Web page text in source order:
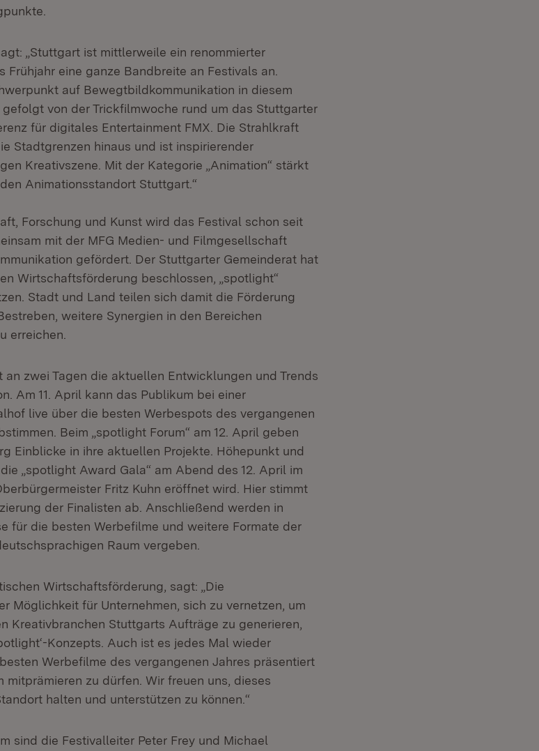
„Stuttgart ist mittlerweile ein renommierter
eine ganze Bandbreite an Festivals an.
auf Bewegtbildkommunikation in diesem
von der Trickfilmwoche rund um das Stuttgarter
für digitales Entertainment FMX. Die Strahlkraft
Stadtgrenzen hinaus und ist inspirierender
Kreativszene. Mit der Kategorie „Animation“ stärkt
Animationsstandort Stuttgart.“
Forschung und Kunst wird das Festival schon seit
mit der MFG Medien- und Filmgesellschaft
gefördert. Der Stuttgarter Gemeinderat hat
Wirtschaftsförderung beschlossen, „spotlight“
Stadt und Land teilen sich damit die Förderung
weitere Synergien in den Bereichen
erreichen.
an zwei Tagen die aktuellen Entwicklungen und Trends
Am 11. April kann das Publikum bei einer
live über die besten Werbespots des vergangenen
Beim „spotlight Forum“ am 12. April geben
Einblicke in ihre aktuellen Projekte. Höhepunkt und
„spotlight Award Gala“ am Abend des 12. April im
Fritz Kuhn eröffnet wird. Hier stimmt
der Finalisten ab. Anschließend werden in
für die besten Werbefilme und weitere Formate der
Raum vergeben.
Wirtschaftsförderung, sagt: „Die
Möglichkeit für Unternehmen, sich zu vernetzen, um
Kreativbranchen Stuttgarts Aufträge zu generieren,
Konzepts. Auch ist es jedes Mal wieder
Werbefilme des vergangenen Jahres präsentiert
mitprämieren zu dürfen. Wir freuen uns, dieses
halten und unterstützen zu können.“
sind die Festivalleiter Peter Frey und Michael